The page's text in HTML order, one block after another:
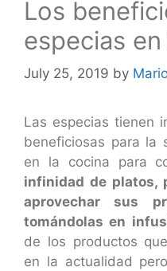
Los
especias
July 25, 2019 by
Las especias tienen
beneficiosas para la
en la cocina para
infinidad de platos,
aprovechar sus
tomándolas en
de los productos
en la actualidad